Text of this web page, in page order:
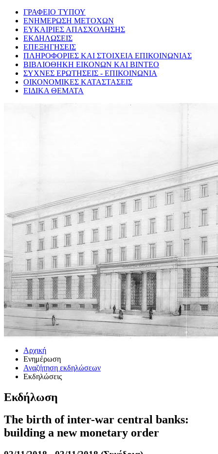
ΓΡΑΦΕΙΟ ΤΥΠΟΥ
ΕΝΗΜΕΡΩΣΗ ΜΕΤΟΧΩΝ
ΕΥΚΑΙΡΙΕΣ ΑΠΑΣΧΟΛΗΣΗΣ
ΕΚΔΗΛΩΣΕΙΣ
ΕΠΕΞΗΓΗΣΕΙΣ
ΠΛΗΡΟΦΟΡΙΕΣ ΚΑΙ ΣΤΟΙΧΕΙΑ ΕΠΙΚΟΙΝΩΝΙΑΣ
ΒΙΒΛΙΟΘΗΚΗ ΕΙΚΟΝΩΝ ΚΑΙ ΒΙΝΤΕΟ
ΣΥΧΝΕΣ ΕΡΩΤΗΣΕΙΣ - ΕΠΙΚΟΙΝΩΝΙΑ
ΟΙΚΟΝΟΜΙΚΕΣ ΚΑΤΑΣΤΑΣΕΙΣ
ΕΙΔΙΚΑ ΘΕΜΑΤΑ
Αρχική
Ενημέρωση
Αναζήτηση εκδηλώσεων
Εκδηλώσεις
Εκδήλωση
The birth of inter-war central banks:
building a new monetary order